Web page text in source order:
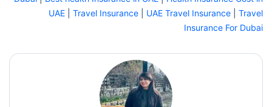
UAE
Travel Insurance UAE Travel Insurance
Travel
Insurance For Dubai